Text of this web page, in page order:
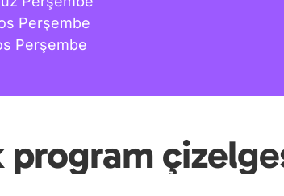
Perşembe
Perşembe
program